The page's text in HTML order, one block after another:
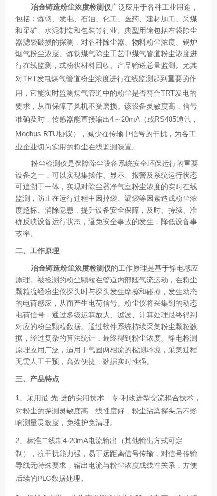
冶金铸造粉尘浓度检测仪广泛应用于各种工业用途，
包括：炼钢、发电、石油、化工、医药、建材加工、采煤
和采矿、水泥制造和包装等行业。 典型用途包括布袋除尘
器滤袋破损的探测 ，对各种除尘器、物料粉尘浓度、锅炉
烟气粉尘浓度、炼铁煤气除尘工艺中煤气管道粉尘浓度进
行在线监测，或粉状材料回收、产品输送总量监测 。 尤其
对TRT发电煤气管道粉尘浓度进行在线监测起到重要的作
用，它能实时监测煤气管道中的粉尘是否符合TRT发电的
要求，从而保障了风机不受磨损。该设备灵敏度高，信号
准确及时，传感器能直接输出4～ 20mA （或RS485通讯，
Modbus RTU协议）
，减少在传输中信号的干扰，为各工
业企业切为实用的粉尘在线监测装置。
粉尘检测仪是保障除尘设备系统安全环保运行的重要
设备之一，可以实现集操作、显示、报警及系统运行状态
可追溯于一体，实现对除尘器净气室粉尘浓度的实时在线
监测，防止在运行过程中因掉袋、漏袋等因素造成粉尘浓
度超标、消除隐患，提升设备安全保障，及时、持续、准
确反映设备运行状态，避免安全事故的发生，降低设备事
故率。
二、工作原理
冶金铸造粉尘浓度检测仪的工作原理是基于静电感应
原理。被检测的粉尘颗粒在管道内部随气流运动，在粉尘
颗粒流经粉尘仪探头时与探头发生摩擦和碰撞，发生动态
的电荷感应，从而产生电荷信号。粉尘仪将采集到的动态
电荷信号，通过多级运算放大、滤波、计算处理最终得到
对应的粉尘颗粒数据。通过软件系统持续采集粉尘颗粒数
据，经过复杂的算法统计，最终得到粉尘浓度。 静电检测
原理应用广泛，适用于气固两相流的检测环境，采集过程
无需人工干预，高效便捷，数据实时性强。
三、产品特点
1
、采用最-先-进的实用技术—专-利改进型交流耦合技术，
对粉尘的探测灵敏度高，线性度好，粉尘沾染探头后不影
响测量灵敏度，免维护免清理。
2 、标准二线制 4-20mA电流输出（其他输出方式可定
制），抗干扰能力强，易于远距离信号传输，对信号传输
导线无特殊要求，输出电流与粉尘浓度成线性关系，方便
后续的PLC数据处理。